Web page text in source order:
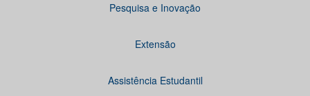
Pesquisa e Inovação
Extensão
Assistência Estudantil